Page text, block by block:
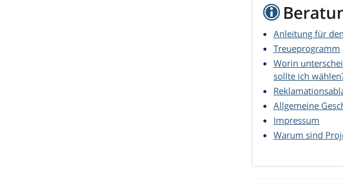
Anleitung für
Treueprogramm
Worin
sollte ich
Allgemeine
Impressum
Warum sind